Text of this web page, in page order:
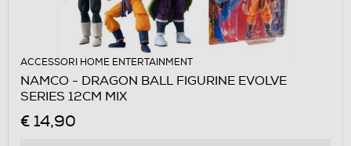
ACCESSORI HOME ENTERTAINMENT
NAMCO - DRAGON BALL FIGURINE EVOLVE
SERIES 12CM MIX
€ 14,90